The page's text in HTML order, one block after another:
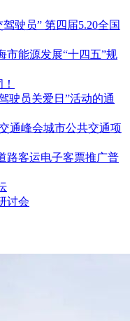
驶员” 第四届5.20全国
市能源发展“十四五”规
驶员关爱日”活动的通
通峰会城市公共交通项
路客运电子客票推广普
讨会